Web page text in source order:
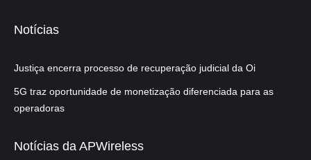
Notícias
Justiça encerra processo de recuperação judicial da Oi
5G traz oportunidade de monetização diferenciada para as
operadoras
Notícias da APWireless